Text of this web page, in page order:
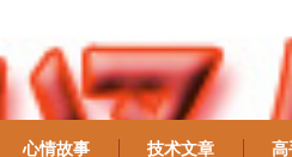
心情故事 技术文章 高